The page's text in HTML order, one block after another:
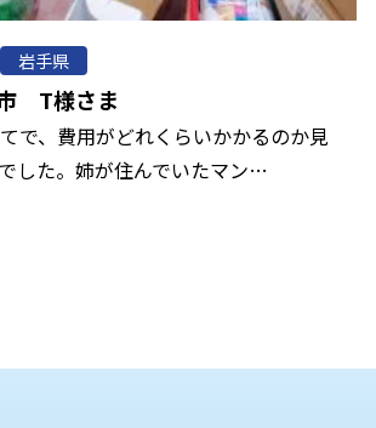
岩手県
T様さま
で、費用がどれくらいかかるのか見
した。姉が住んでいたマン…